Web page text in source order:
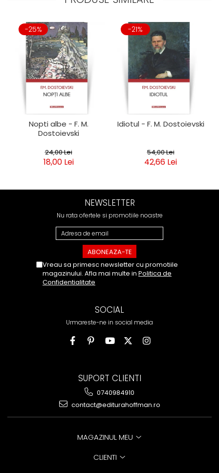
-25%
Nopti albe - F. M.
Dostoievski
24,00 Lei
18,00 Lei
-21%
Idiotul - F. M. Dostoievski
54,00 Lei
42,66 Lei
NEWSLETTER
Nu rata ofertele si promotiile noastre
Vreau sa primesc newsletter cu promotiile
magazinului. Afla mai multe in Politica de
Confidentialitate
SOCIAL
Urmareste-ne in social media
SUPORT CLIENTI
0740984910
contact@editurahoffman.ro
MAGAZINUL MEU
CLIENTI